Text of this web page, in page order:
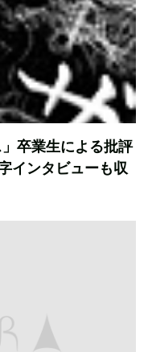
卒業生による批評
インタビューも収